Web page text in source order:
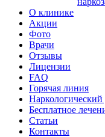
О клинике
Акции
Фото
Врачи
Отзывы
Лицензии
FAQ
Горячая линия
Наркологический
Бесплатное
Статьи
Контакты